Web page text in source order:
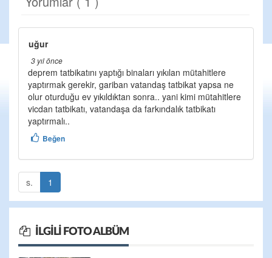
uğur
3 yıl önce
deprem tatbikatını yaptığı binaları yıkılan mütahitlere
yaptırmak gerekir, gariban vatandaş tatbikat yapsa ne
olur oturduğu ev yıkıldıktan sonra.. yani kimi mütahitlere
vicdan tatbikatı, vatandaşa da farkındalık tatbikatı
yaptırmalı..
Beğen
s. 1
İLGILI FOTO ALBÜM